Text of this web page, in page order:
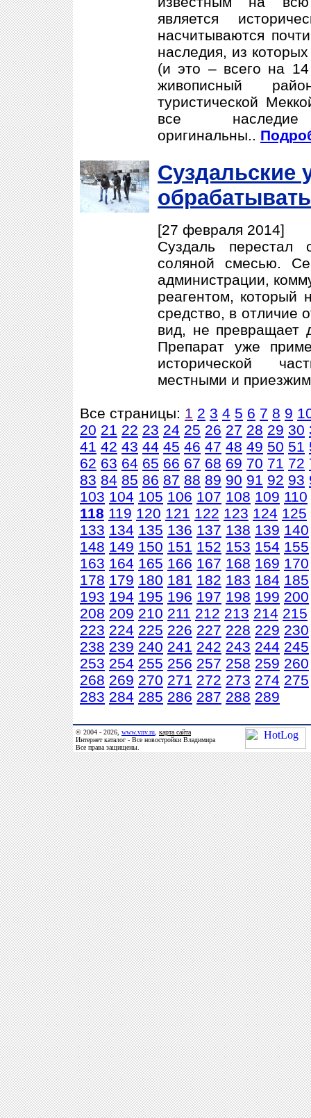
является
насчитываются
наследия, из
(и это – всего на
живописный
туристической
все
оригинальны..
Суздальские
[27 февраля 2014]
Суздаль перестал
соляной смесью.
администрации,
реагентом, который
средство, в отличие
вид, не превращает
Препарат уже
исторической
местными и
Все страницы: 1 2 3 4 5 6 7 8 9
20 21 22 23 24 25 26 27 28 29 30
41 42 43 44 45 46 47 48 49 50 51
62 63 64 65 66 67 68 69 70 71 72
83 84 85 86 87 88 89 90 91 92 93
103 104 105 106 107 108 109 110
118 119 120 121 122 123 124 125
133 134 135 136 137 138 139 140
148 149 150 151 152 153 154 155
163 164 165 166 167 168 169 170
178 179 180 181 182 183 184 185
193 194 195 196 197 198 199 200
208 209 210 211 212 213 214 215
223 224 225 226 227 228 229 230
238 239 240 241 242 243 244 245
253 254 255 256 257 258 259 260
268 269 270 271 272 273 274 275
283 284 285 286 287 288 289
© 2004 - 2026, www.vnv.ru карта сайта
Интернет каталог - Все новостройки Владимира
Все права защищены.